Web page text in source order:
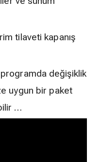
tilaveti kapanış
değişiklik
uygun bir paket
…